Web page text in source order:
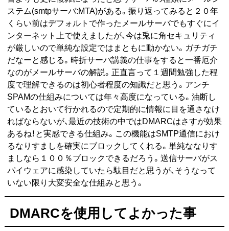
ステム(smtpサーバ:MTA)がある。振り返ってみると２０年
くらい前はデフォルトで作ったメールサーバでもすぐにイ
ンターネット上で使えましたが、今は兎に角セキュリティ
が厳しいので単純な設定ではまともに動かない。ガチガチ
だなーと感じる。時折サーバ講義の仕事をすると一番厄介
なのがメールサーバの解説。正直言って１週間勉強した程
度で理解できるのは初心者程度の知識だと思う。アンチ
SPAMの仕組みについては年々高度になっている。油断し
ているとおいて行かれるので定期的に情報に目を通さなけ
ればならないが、最近の技術の中ではDMARCはさすが効果
あるね！と実感できる仕組み。この機能はSMTP通信におけ
るなりすましを確実にブロックしてくれる。単純ななりす
ましなら１００％ブロックできるだろう。送信サーバがス
パイウェアに感染していたら駄目だと思うが、そうなって
いない限り大変安全な仕組みと思う。
DMARCを使用してよかった事